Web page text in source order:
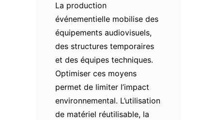
La production
événementielle mobilise des
équipements audiovisuels,
des structures temporaires
et des équipes techniques.
Optimiser ces moyens
permet de limiter l’impact
environnemental. L’utilisation
de matériel réutilisable, la